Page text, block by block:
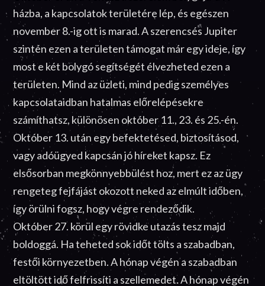
házba, a kapcsolatok területére lép, és egészen
november 8.-ig ott is marad. A szerencsés Jupiter
szintén ezen a területen támogat már egy ideje, így
most e két bolygó segítségét élvezheted ezen a
területen. Mind az üzleti, mind pedig személyes
kapcsolataidban hatalmas előrelépésekre
számíthatsz, különösen október 11., 23. és 25.-én.
Október 13. után egy befektetésed, biztosításod,
vagy adóügyed kapcsán jó híreket kapsz. Ez
elsősorban megkönnyebbülést hoz, mert ez az ügy
rengeteg fejfájást okozott neked az elmúlt időben,
így örülni fogsz, hogy végre rendeződik.
Október 27. körül egy rövidke utazás tesz majd
boldoggá. Ha teheted sok időt tölts a szabadban,
festői környezetben. A hónap végén a szabadban
eltöltött idő felfrissíti a szellemedet. A hónap végén